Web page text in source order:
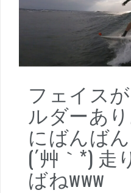
フェイス
ルダーあ
にばんば
(´艸｀*) 走
ばねwww